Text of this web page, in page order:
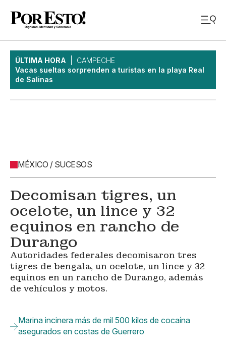
ÚLTIMA HORA
CAMPECHE
Vacas sueltas sorprenden a turistas en la playa Real
de Salinas
MÉXICO / SUCESOS
Decomisan tigres, un
ocelote, un lince y 32
equinos en rancho de
Durango
Autoridades federales decomisaron tres
tigres de bengala, un ocelote, un lince y 32
equinos en un rancho de Durango, además
de vehículos y motos.
Marina incinera más de mil 500 kilos de cocaína
asegurados en costas de Guerrero